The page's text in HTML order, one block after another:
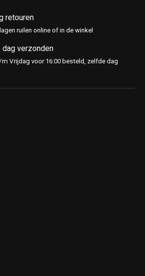
retouren
ruilen online of in de winkel
verzonden
Vrijdag voor 16:00 besteld, zelfde dag